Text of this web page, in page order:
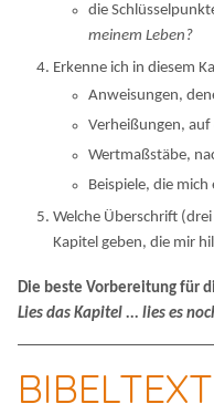
die
meinem Leben?
Erkenne ich in diesem
Anweisungen,
Verheißungen,
Wertmaßstäbe,
Beispiele, die
Welche Überschrift
Kapitel geben, die mir
Die beste Vorbereitung für
Lies das Kapitel ... lies es
BIBELTEXT